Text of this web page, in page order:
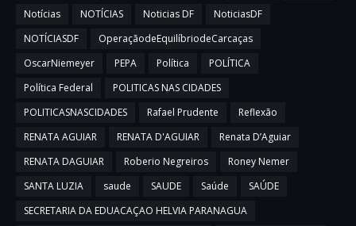
Notícias
NOTÍCIAS Noticias DF
NoticiasDF
NOTÍCIASDF
OperaçãodeEquilíbriodeCarcaças
OscarNiemeyer
PEPA Política
POLÍTICA
Política Federal
POLITICAS NAS CIDADES
POLITICASNASCIDADES
Rafael Prudente
Reflexão
RENATA AGUIAR
RENATA D'AGUIAR
Renata D’Aguiar
RENATA DAGUIAR
Roberio Negreiros
Roney Nemer
SANTA LUZIA
saude SAUDE Saúde
SAÚDE
SECRETARIA DA EDUACAÇAO HELVIA PARANAGUA